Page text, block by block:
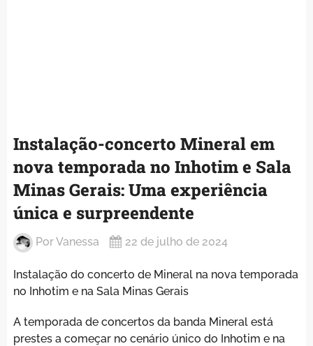
Instalação-concerto Mineral em
nova temporada no Inhotim e Sala
Minas Gerais: Uma experiência
única e surpreendente
PorVanessa 22 de julho de 2024
Instalação do concerto de Mineral na nova temporada
no Inhotim e na Sala Minas Gerais
A temporada de concertos da banda Mineral está
prestes a começar no cenário único do Inhotim e na